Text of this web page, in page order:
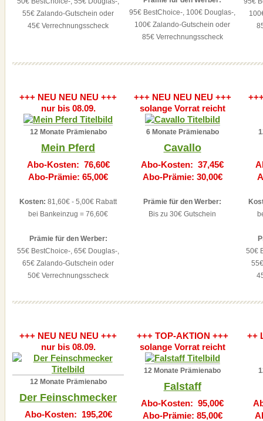
55€ Zalando-Gutschein oder
45€ Verrechnungsscheck
95€ BestChoice-, 100€ Douglas-,
100€ Zalando-Gutschein oder
85€ Verrechnungsscheck
+++ NEU NEU NEU +++
nur bis 08.09.
12 Monate Prämienabo
Mein Pferd
Abo-Kosten: 76,60€
Abo-Prämie: 65,00€
Kosten: 81,60€ - 5,00€ Rabatt
bei Bankeinzug = 76,60€
Prämie für den Werber:
55€ BestChoice-, 65€ Douglas-,
65€ Zalando-Gutschein oder
50€ Verrechnungsscheck
+++ NEU NEU NEU +++
solange Vorrat reicht
6 Monate Prämienabo
Cavallo
Abo-Kosten: 37,45€
Abo-Prämie: 30,00€
Prämie für den Werber:
Bis zu 30€ Gutschein
50€
+++ NEU NEU NEU +++
nur bis 08.09.
12 Monate Prämienabo
Der Feinschmecker
Abo-Kosten: 195,20€
+++ TOP-AKTION +++
solange Vorrat reicht
12 Monate Prämienabo
Falstaff
Abo-Kosten: 95,00€
Abo-Prämie: 85,00€
++